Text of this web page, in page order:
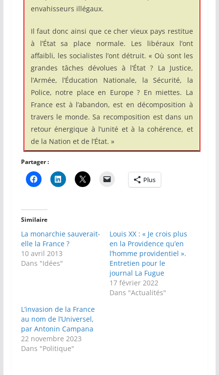
envahisseurs illégaux.
Il faut donc ainsi que ce cher vieux pays restitue
à l’État sa place normale. Les libéraux l’ont
affaibli, les socialistes l’ont détruit. « Où sont les
grandes tâches dévolues à l’État ? La Justice,
l’Armée, l’Éducation Nationale, la Sécurité, la
Police, notre place en Europe ? En miettes. La
France est à l’abandon, est en décomposition à
travers le monde. Sa recomposition est dans un
retour énergique à l’unité et à la cohérence, et
de la Nation et de l’État. »
Partager :
Plus
Similaire
La monarchie sauverait-
elle la France ?
10 avril 2013
Dans "Idées"
Louis XX : « Je crois plus
en la Providence qu’en
l’homme providentiel ».
Entretien pour le
journal La Fugue
17 février 2022
Dans "Actualités"
L’invasion de la France
au nom de l’Universel,
par Antonin Campana
22 novembre 2023
Dans "Politique"